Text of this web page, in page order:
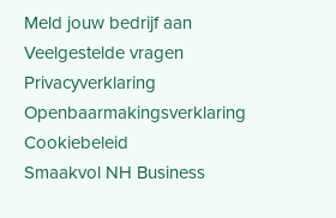
Meld jouw bedrijf aan
Veelgestelde vragen
Privacyverklaring
Openbaarmakingsverklaring
Cookiebeleid
Smaakvol NH Business